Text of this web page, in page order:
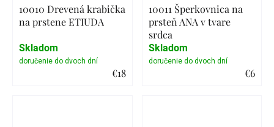
10010 Drevená krabička
na prstene ETIUDA
€18
Skladom
10011 Šperkovnica na
prsteň ANA v tvare
srdca
€6
Skladom